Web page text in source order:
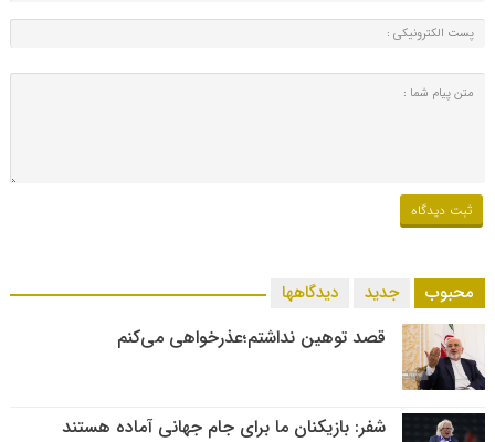
محبوب جدید دیدگاهها
قصد توهین نداشتم؛عذرخواهی می‌کنم
شفر: بازیکنان ما برای جام جهانی آماده هستند